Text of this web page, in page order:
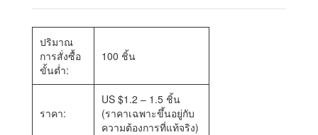
ปริมาณ
การสั่งซื้อ
ขั้นต่ำ:
100 ชิ้น
ราคา:
US $1.2 – 1.5 ชิ้น
(ราคาเฉพาะขึ้นอยู่กับ
ความต้องการที่แท้จริง)